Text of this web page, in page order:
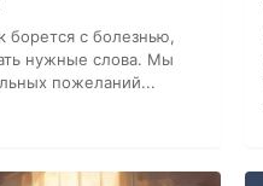
борется с болезнью,
нужные слова. Мы
пожеланий...